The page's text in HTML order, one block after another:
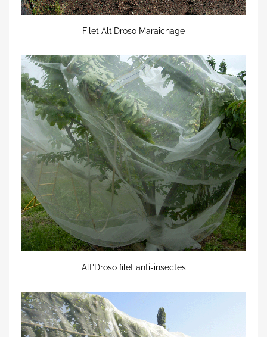
Filet Alt'Droso Maraîchage
Alt'Droso filet anti-insectes